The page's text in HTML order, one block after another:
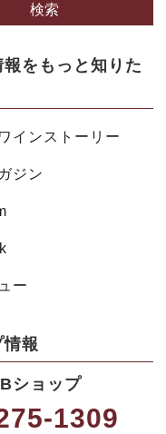
検索
報をもっと知りた
インストーリー
ジン
ー
情報
ショップ
1309